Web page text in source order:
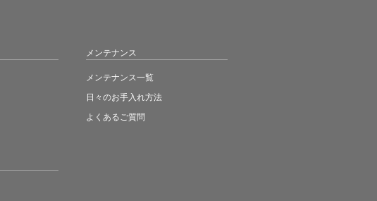
メンテナンス
メンテナンス一覧
日々のお手入れ方法
よくあるご質問